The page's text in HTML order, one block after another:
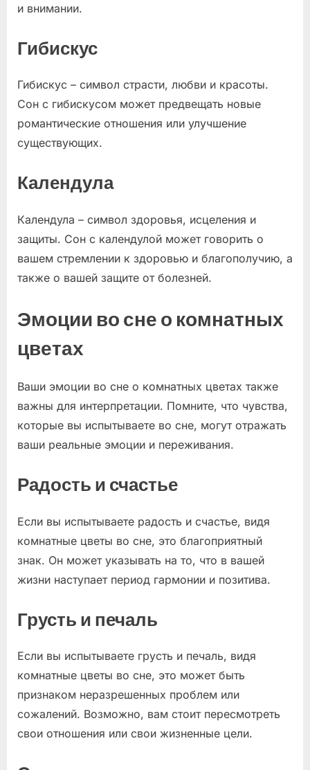
и внимании.
Гибискус
Гибискус – символ страсти, любви и красоты.
Сон с гибискусом может предвещать новые
романтические отношения или улучшение
существующих.
Календула
Календула – символ здоровья, исцеления и
защиты. Сон с календулой может говорить о
вашем стремлении к здоровью и благополучию, а
также о вашей защите от болезней.
Эмоции во сне о комнатных
цветах
Ваши эмоции во сне о комнатных цветах также
важны для интерпретации. Помните, что чувства,
которые вы испытываете во сне, могут отражать
ваши реальные эмоции и переживания.
Радость и счастье
Если вы испытываете радость и счастье, видя
комнатные цветы во сне, это благоприятный
знак. Он может указывать на то, что в вашей
жизни наступает период гармонии и позитива.
Грусть и печаль
Если вы испытываете грусть и печаль, видя
комнатные цветы во сне, это может быть
признаком неразрешенных проблем или
сожалений. Возможно, вам стоит пересмотреть
свои отношения или свои жизненные цели.